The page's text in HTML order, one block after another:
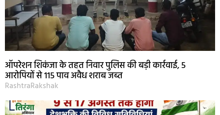
ऑपरेशन शिकंजा के तहत निवार पुलिस की बड़ी कार्रवाई, 5
आरोपियों से 115 पाव अवैध शराब जब्त
RashtraRakshak